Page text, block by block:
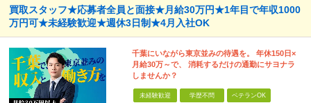
買取スタッフ★応募者全員と面接★月給30万円★1年目で年収1000
万円可★未経験歓迎★週休3日制★4月入社OK
千葉にいながら東京並みの待遇を。 年休150日×
月給30万～で、 消耗するだけの通勤にサヨナラ
しませんか？
未経験歓迎 学歴不問 ベテランOK